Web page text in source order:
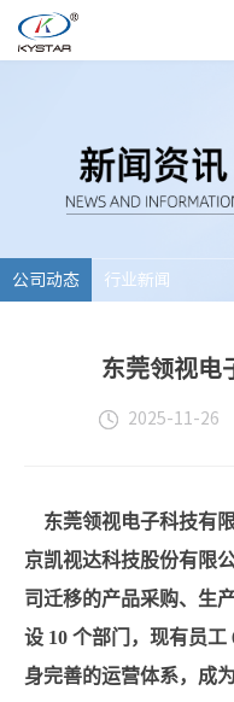
公司动态 行业新闻
东莞领视电
2025-11-26
东莞领视电子科技有
京凯视达科技股份有限
司迁移的产品采购、生
设 10 个部门，现有员
身完善的运营体系，成